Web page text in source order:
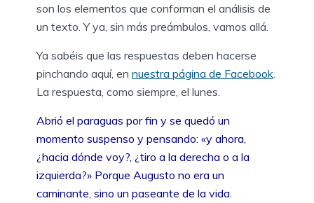
son los elementos que conforman el análisis de
un texto. Y ya, sin más preámbulos, vamos allá.
Ya sabéis que las respuestas deben hacerse
pinchando aquí, en nuestra página de Facebook
La respuesta, como siempre, el lunes.
Abrió el paraguas por fin y se quedó un
momento suspenso y pensando: «y ahora,
¿hacia dónde voy?, ¿tiro a la derecha o a la
izquierda?» Porque Augusto no era un
caminante, sino un paseante de la vida.